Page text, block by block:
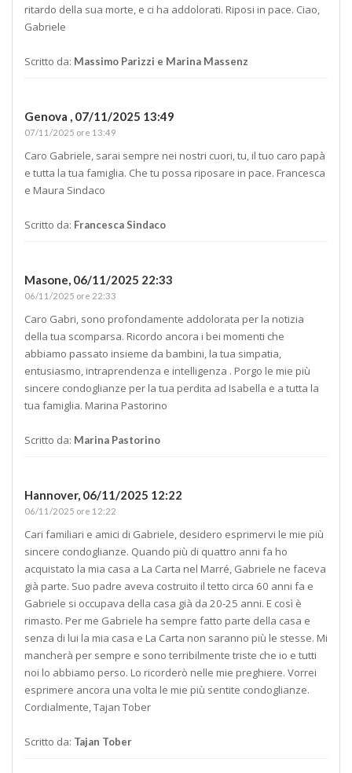
ritardo della sua morte, e ci ha addolorati. Riposi in pace. Ciao,
Gabriele
Scritto da: Massimo Parizzi e Marina Massenz
Genova , 07/11/2025 13:49
07/11/2025 ore 13:49
Caro Gabriele, sarai sempre nei nostri cuori, tu, il tuo caro papà
e tutta la tua famiglia. Che tu possa riposare in pace. Francesca
e Maura Sindaco
Scritto da: Francesca Sindaco
Masone, 06/11/2025 22:33
06/11/2025 ore 22:33
Caro Gabri, sono profondamente addolorata per la notizia
della tua scomparsa. Ricordo ancora i bei momenti che
abbiamo passato insieme da bambini, la tua simpatia,
entusiasmo, intraprendenza e intelligenza . Porgo le mie più
sincere condoglianze per la tua perdita ad Isabella e a tutta la
tua famiglia. Marina Pastorino
Scritto da: Marina Pastorino
Hannover, 06/11/2025 12:22
06/11/2025 ore 12:22
Cari familiari e amici di Gabriele, desidero esprimervi le mie più
sincere condoglianze. Quando più di quattro anni fa ho
acquistato la mia casa a La Carta nel Marré, Gabriele ne faceva
già parte. Suo padre aveva costruito il tetto circa 60 anni fa e
Gabriele si occupava della casa già da 20-25 anni. E così è
rimasto. Per me Gabriele ha sempre fatto parte della casa e
senza di lui la mia casa e La Carta non saranno più le stesse. Mi
mancherà per sempre e sono terribilmente triste che io e tutti
noi lo abbiamo perso. Lo ricorderò nelle mie preghiere. Vorrei
esprimere ancora una volta le mie più sentite condoglianze.
Cordialmente, Tajan Tober
Scritto da: Tajan Tober